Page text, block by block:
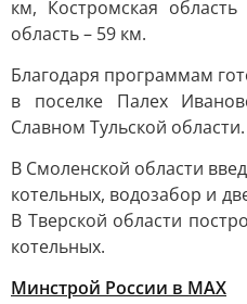
км, Костромская
область – 59 км.
Благодаря программам
в поселке Палех
Славном Тульской области.
В Смоленской области
котельных, водозабор и
В Тверской области
котельных.
Минстрой России в MAX